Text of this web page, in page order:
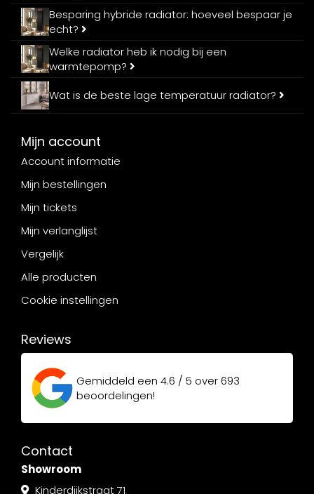
Besparing hybride radiator: hoeveel bespaar je
echt?
Welke radiator heb ik nodig bij een
warmtepomp?
Wat is de beste lage temperatuur radiator?
Mijn account
Account informatie
Mijn bestellingen
Mijn tickets
Mijn verlanglijst
Vergelijk
Alle producten
Cookie instellingen
Reviews
Gemiddeld een 4.6 / 5 over693
beoordelingen!
Contact
Showroom
Kinderdijkstraat 71